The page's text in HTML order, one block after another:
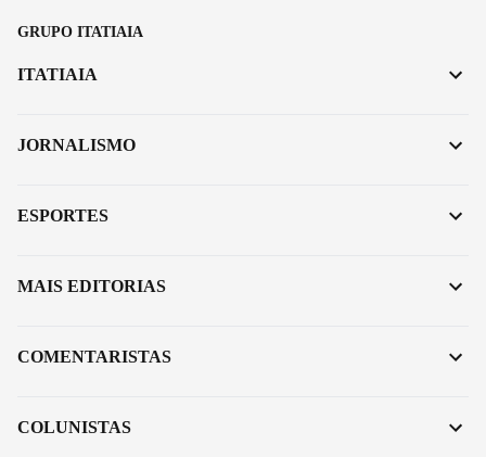
GRUPO ITATIAIA
ITATIAIA
JORNALISMO
ESPORTES
MAIS EDITORIAS
COMENTARISTAS
COLUNISTAS